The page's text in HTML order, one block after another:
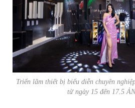
Triển lãm thiết bị biểu diễn chuyên
từ ngày 15 đến 17.5